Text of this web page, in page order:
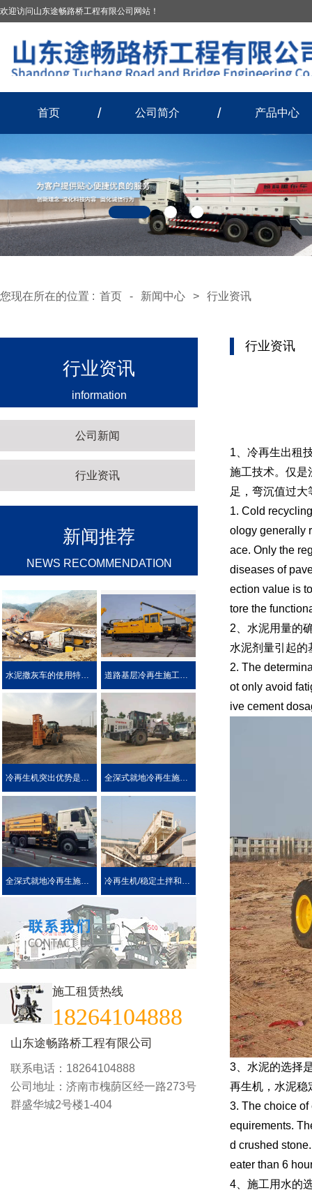
欢迎访问山东途畅路桥工程有限公司网站！
首页 公司简介 产品中心
您现在所在的位置 : 首页 - 新闻中心 > 行业资讯
行业资讯
information
公司新闻
行业资讯
新闻推荐
NEWS RECOMMENDATION
水泥撒灰车的使用特点及优势介绍 道路基层冷再生施工工艺
冷再生机突出优势是被用户喜爱的原因！ 全深式就地冷再生施工工艺特点介绍
全深式就地冷再生施工中所使用的机械设施设备 冷再生机/稳定土拌和机主要用于哪些作业?
施工租赁热线
18264104888
山东途畅路桥工程有限公司
联系电话：18264104888
公司地址：济南市槐荫区经一路273号
群盛华城2号楼1-404
行业资讯
1、冷再生出租
施工技术。仅是
足，弯沉值过
1. Cold
ology generally
ace. Only the
diseases of
ection value is
tore the
2、水泥用量的
水泥剂量引起的
2. The
ot only avoid
ive cement
3、水泥的选择
再生机，水泥稳
3. The choice of
equirements.
d crushed
eater than 6
4、施工用水的